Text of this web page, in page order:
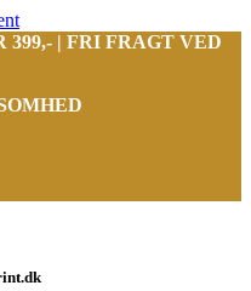
399,- | FRI FRAGT VED